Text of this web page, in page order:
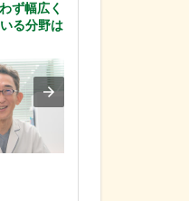
ず幅広く
る分野は